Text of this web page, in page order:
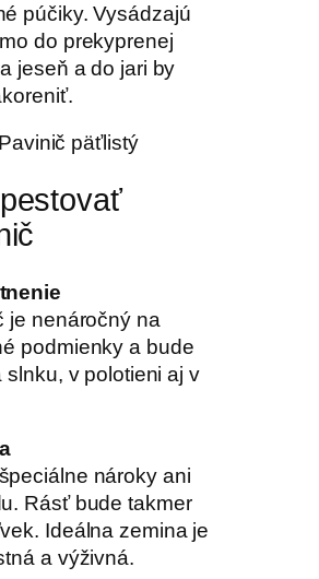
púčiky. Vysádzajú
do prekyprenej
jeseň a do jari by
je nenáročný na
podmienky a bude
slnku, v polotieni aj v
nároky ani
Rásť bude takmer
Ideálna zemina je
a výživná.